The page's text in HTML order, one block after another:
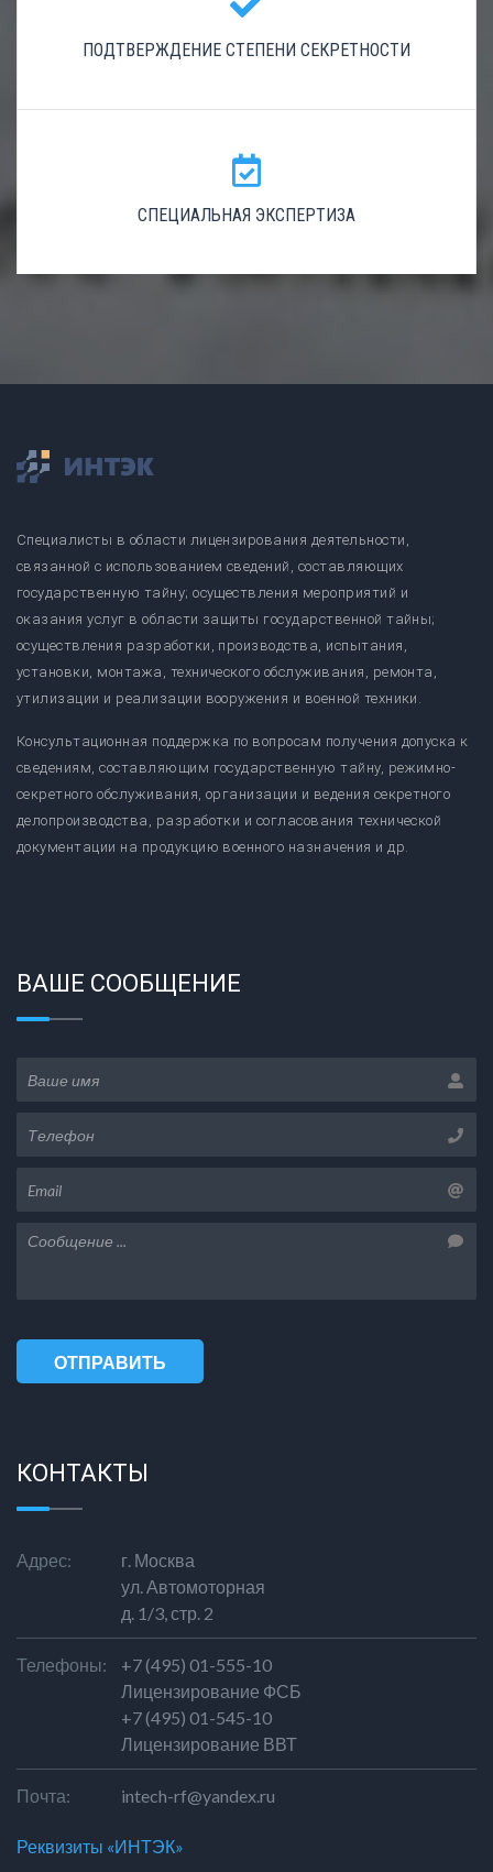
ПОДТВЕРЖДЕНИЕ СТЕПЕНИ СЕКРЕТНОСТИ
СПЕЦИАЛЬНАЯ ЭКСПЕРТИЗА
Специалисты в области лицензирования деятельности,
связанной с использованием сведений, составляющих
государственную тайну; осуществления мероприятий и
оказания услуг в области защиты государственной тайны;
осуществления разработки, производства, испытания,
установки, монтажа, технического обслуживания, ремонта,
утилизации и реализации вооружения и военной техники.
Консультационная поддержка по вопросам получения допуска к
сведениям, составляющим государственную тайну, режимно-
секретного обслуживания, организации и ведения секретного
делопроизводства, разработки и согласования технической
документации на продукцию военного назначения и др.
ВАШЕ СООБЩЕНИЕ
ОТПРАВИТЬ
КОНТАКТЫ
Адрес:
г. Москва
ул. Автомоторная
д. 1/3, стр. 2
Телефоны:
+7 (495) 01-555-10
Лицензирование ФСБ
+7 (495) 01-545-10
Лицензирование ВВТ
Почта: intech-rf@yandex.ru
Реквизиты «ИНТЭК»